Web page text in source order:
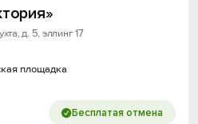
д. 5, эллинг 17
площадка
Бесплатая отмена